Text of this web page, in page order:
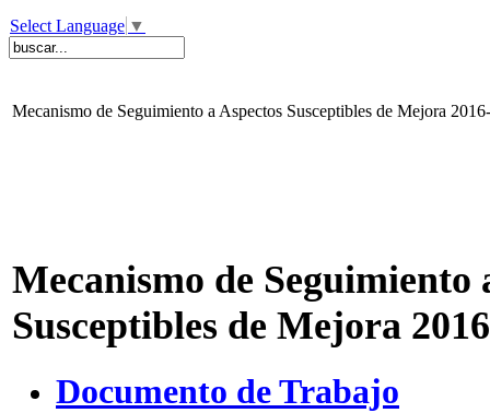
Select Language ▼
Mecanismo de Seguimiento a Aspectos Susceptibles de Mejora
Mecanismo de Seguimiento
Susceptibles de Mejora
Documento de Trabajo